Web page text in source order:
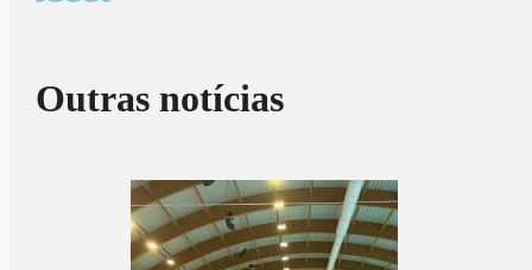
Outras notícias